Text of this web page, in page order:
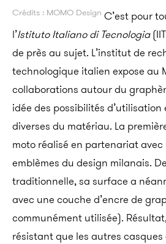
Crédits : MOMO Design C’est pour
l’Istituto Italiano di Tecnologia
de près au sujet. L’institut de
technologique italien expose au
collaborations autour du
idée des possibilités d’utilisation
diverses du matériau. La
moto réalisé en partenariat avec
emblèmes du design milanais.
traditionnelle, sa surface a
avec une couche d’encre de
communément utilisée).
résistant que les autres